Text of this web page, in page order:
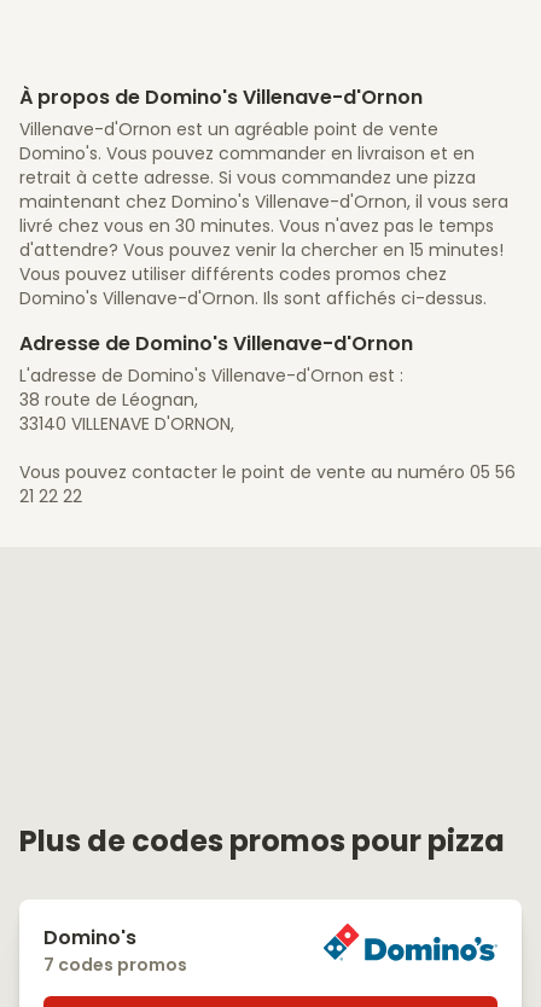
À propos de Domino's Villenave-d'Ornon
Villenave-d'Ornon est un agréable point de vente
Domino's. Vous pouvez commander en livraison et en
retrait à cette adresse. Si vous commandez une pizza
maintenant chez Domino's Villenave-d'Ornon, il vous sera
livré chez vous en 30 minutes. Vous n'avez pas le temps
d'attendre? Vous pouvez venir la chercher en 15 minutes!
Vous pouvez utiliser différents codes promos chez
Domino's Villenave-d'Ornon. Ils sont affichés ci-dessus.
Adresse de Domino's Villenave-d'Ornon
L'adresse de Domino's Villenave-d'Ornon est :
38 route de Léognan,
33140 VILLENAVE D'ORNON,
Vous pouvez contacter le point de vente au numéro 05 56
21 22 22
Plus de codes promos pour pizza
Domino's
7 codes promos